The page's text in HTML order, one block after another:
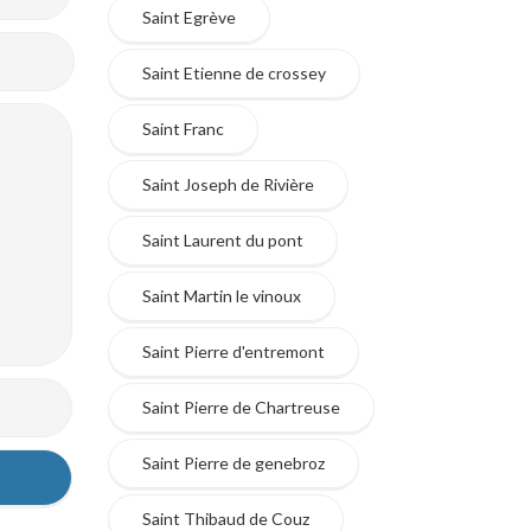
Saint Egrève
Saint Etienne de crossey
Saint Franc
Saint Joseph de Rivière
Saint Laurent du pont
Saint Martin le vinoux
Saint Pierre d'entremont
Saint Pierre de Chartreuse
Saint Pierre de genebroz
Saint Thibaud de Couz